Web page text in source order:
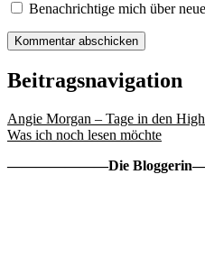
Benachrichtige mich über
Beitragsnavigation
Angie Morgan – Tage in den
Was ich noch lesen möchte
———————Die